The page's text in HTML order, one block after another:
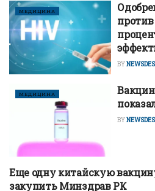
МЕДИЦИНА
BY
МЕДИЦИНА
BY
ЗДОРОВЬЕ
Еще одну китайскую
закупить Минздрав РК